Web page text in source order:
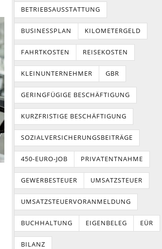
BETRIEBSAUSSTATTUNG
BUSINESSPLAN KILOMETERGELD
FAHRTKOSTEN REISEKOSTEN
KLEINUNTERNEHMER GBR
GERINGFÜGIGE BESCHÄFTIGUNG
KURZFRISTIGE BESCHÄFTIGUNG
SOZIALVERSICHERUNGSBEITRÄGE
450-EURO-JOB PRIVATENTNAHME
GEWERBESTEUER UMSATZSTEUER
UMSATZSTEUERVORANMELDUNG
BUCHHALTUNG EIGENBELEG EÜR
BILANZ